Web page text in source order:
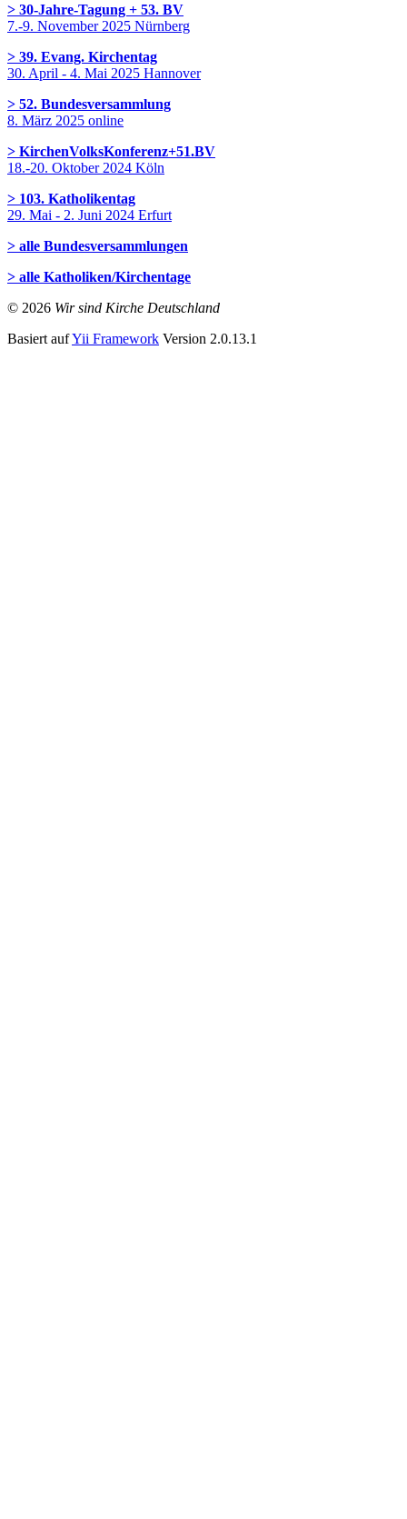
> 30-Jahre-Tagung + 53. BV
7.-9. November 2025 Nürnberg
> 39. Evang. Kirchentag
30. April - 4. Mai 2025 Hannover
> 52. Bundesversammlung
8. März 2025 online
> KirchenVolksKonferenz+51.BV
18.-20. Oktober 2024 Köln
> 103. Katholikentag
29. Mai - 2. Juni 2024 Erfurt
> alle Bundesversammlungen
> alle Katholiken/Kirchentage
© 2026 Wir sind Kirche Deutschland
Basiert aufYii Framework Version 2.0.13.1